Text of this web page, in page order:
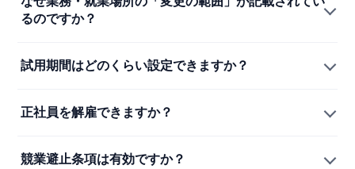
るのですか？
試用期間はどのくらい設定できますか？
正社員を解雇できますか？
競業避止条項は有効ですか？